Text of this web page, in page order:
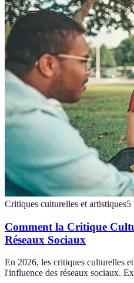
Critiques culturelles et artistiques5
Comment la Critique
Réseaux Sociaux
En 2026, les critiques culturelles
l'influence des réseaux sociaux.